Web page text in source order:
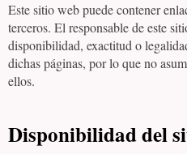
Este sitio web puede contener
terceros. El responsable de este
disponibilidad, exactitud o
dichas páginas, por lo que no
ellos.
Disponibilidad del